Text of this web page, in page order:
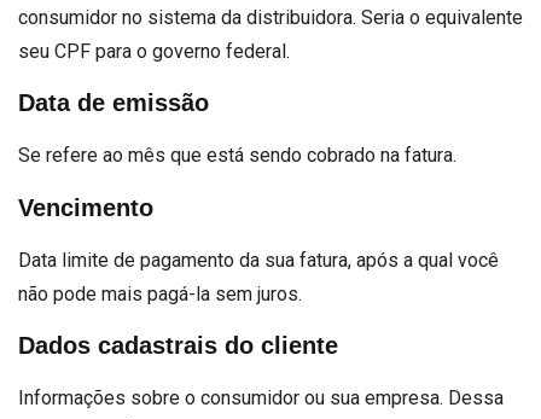
consumidor no sistema da distribuidora. Seria o equivalente
seu CPF para o governo federal.
Data de emissão
Se refere ao mês que está sendo cobrado na fatura.
Vencimento
Data limite de pagamento da sua fatura, após a qual você
não pode mais pagá-la sem juros.
Dados cadastrais do cliente
Informações sobre o consumidor ou sua empresa. Dessa